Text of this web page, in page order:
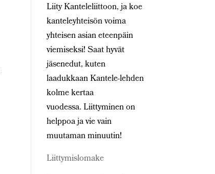
Liity Kanteleliittoon, ja koe
kanteleyhteisön voima
yhteisen asian eteenpäin
viemiseksi! Saat hyvät
jäsenedut, kuten
laadukkaan Kantele-lehden
kolme kertaa
vuodessa. Liittyminen on
helppoa ja vie vain
muutaman minuutin!
Liittymislomake